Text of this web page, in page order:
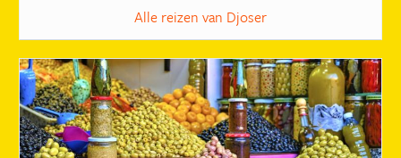
Alle reizen van Djoser